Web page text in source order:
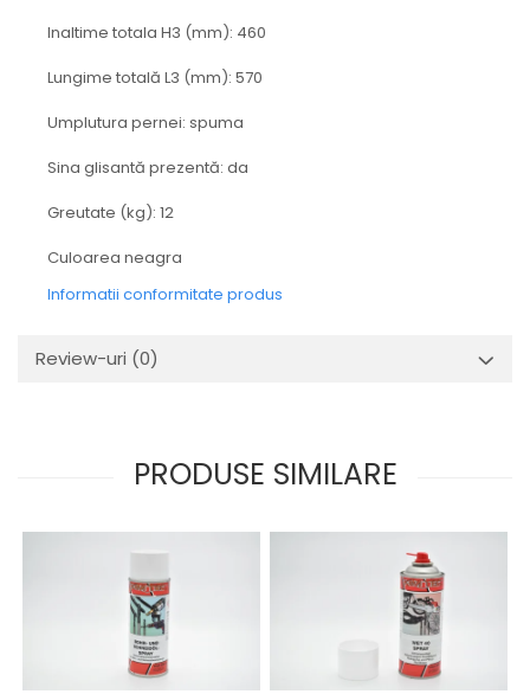
Inaltime totala H3 (mm): 460
Lungime totală L3 (mm): 570
Umplutura pernei: spuma
Sina glisantă prezentă: da
Greutate (kg): 12
Culoarea neagra
Informatii conformitate produs
Review-uri (0)
PRODUSE SIMILARE